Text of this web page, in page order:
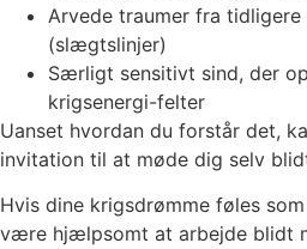
Arvede traumer fra tidligere
(slægtslinjer)
Særligt sensitivt sind, der
krigsenergi-felter
Uanset hvordan du forstår det,
invitation til at møde dig selv
Hvis dine krigsdrømme føles
være hjælpsomt at arbejde blidt